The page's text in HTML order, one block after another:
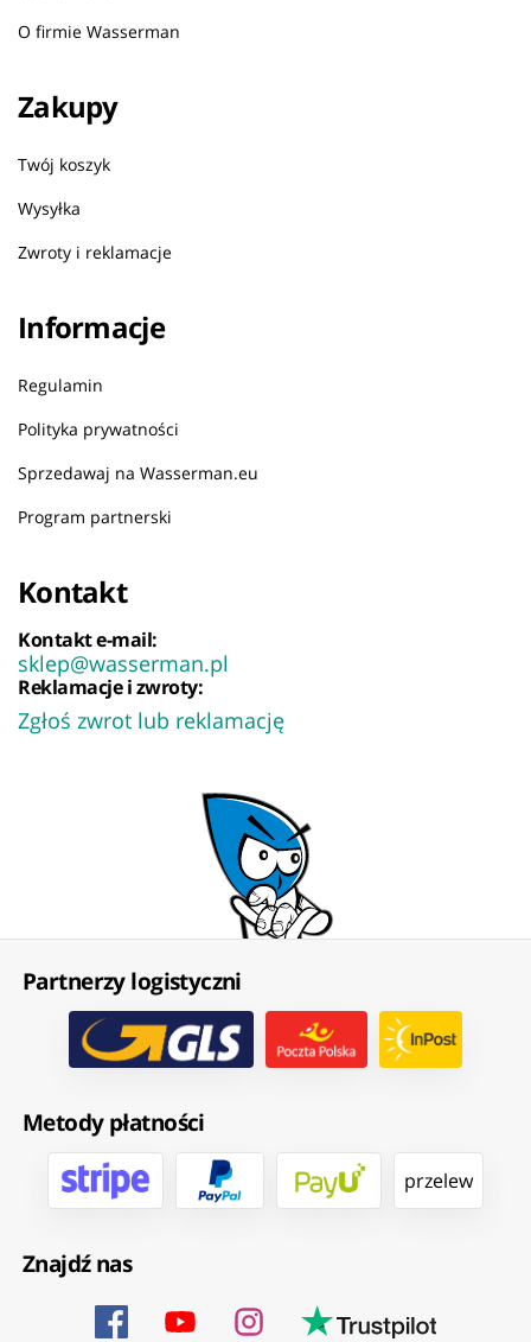
O firmie Wasserman
Zakupy
Twój koszyk
Wysyłka
Zwroty i reklamacje
Informacje
Regulamin
Polityka prywatności
Sprzedawaj na Wasserman.eu
Program partnerski
Kontakt
Kontakt e-mail:
sklep@wasserman.pl
Reklamacje i zwroty:
Zgłoś zwrot lub reklamację
Partnerzy logistyczni
Metody płatności
przelew
Znajdź nas